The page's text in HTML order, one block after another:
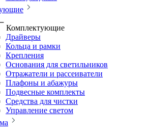
Комплектующие
Драйверы
Кольца и рамки
Крепления
Основания для светильников
Отражатели и рассеиватели
Плафоны и абажуры
Подвесные комплекты
Средства для чистки
Управление светом